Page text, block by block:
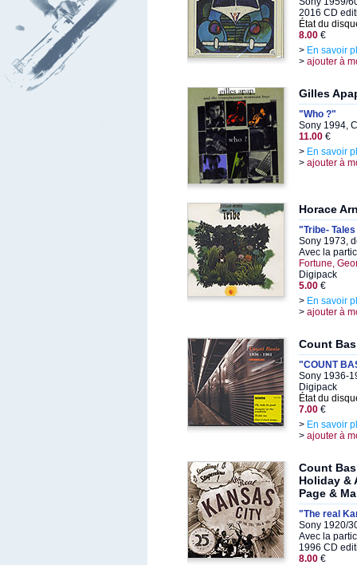
2016 CD
État du
8.00 €
> En savoir
> ajouter à
Gilles
"Who ?"
Sony 1994,
11.00 €
> En savoir
> ajouter à
Horace
"Tribe-
Sony 1973,
Avec la
Fortune,
Digipack
5.00 €
> En savoir
> ajouter à
Count
"COUNT
Sony 1936-
Digipack
État du
7.00 €
> En savoir
> ajouter à
Count
Holiday &
Page &
"The real
Sony 1920/
Avec la
1996 CD
8.00 €